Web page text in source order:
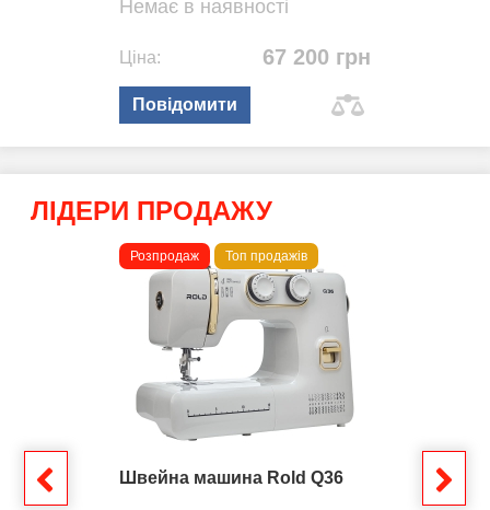
Показать еще
Немає в наявності
Ціна: 67 200 грн
Повідомити
ЛІДЕРИ ПРОДАЖУ
Розпродаж Топ продажів
Швейна машина Rold Q36